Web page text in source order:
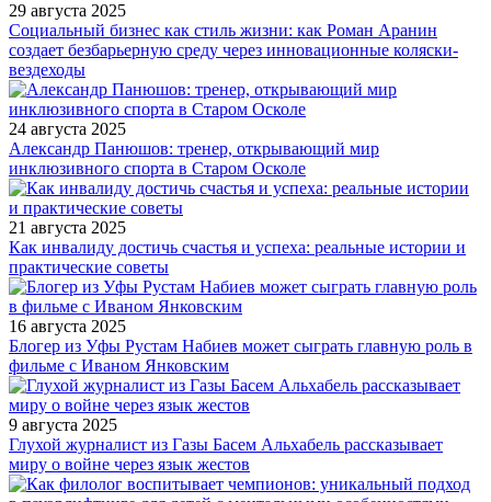
29 августа 2025
Социальный бизнес как стиль жизни: как Роман Аранин
создает безбарьерную среду через инновационные коляски-
вездеходы
24 августа 2025
Александр Панюшов: тренер, открывающий мир
инклюзивного спорта в Старом Осколе
21 августа 2025
Как инвалиду достичь счастья и успеха: реальные истории и
практические советы
16 августа 2025
Блогер из Уфы Рустам Набиев может сыграть главную роль в
фильме с Иваном Янковским
9 августа 2025
Глухой журналист из Газы Басем Альхабель рассказывает
миру о войне через язык жестов